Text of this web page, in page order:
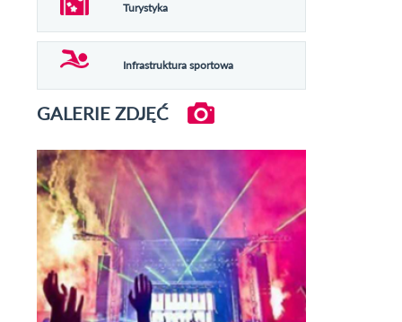
Turystyka
Infrastruktura sportowa
GALERIE ZDJĘĆ